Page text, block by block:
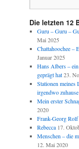
Die letzten 12
Guru – Guru –
Mai 2025
Chattahoochee –
Januar 2025
Hans Albers –
geprägt hat 23.
Stationen meines
irgendwo zuhause
Mein erster
2020
Frank-Georg Rolf
Rebecca 17.
Menschen – die
12. Mai 2020